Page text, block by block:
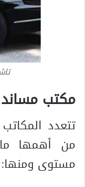
مكتب
تتعدد
من أهمها
مستوى ومنها: